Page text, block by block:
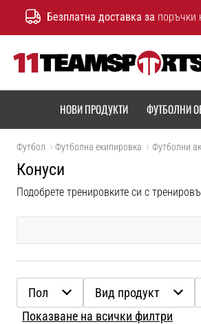
Безплатна доставка за поръчки
НОВИ ПРОДУКТИ ФУТБОЛНИ
Футбол Футболна екипировка Футболни
Конуси
Пол Вид продукт
Показване на всички филтри